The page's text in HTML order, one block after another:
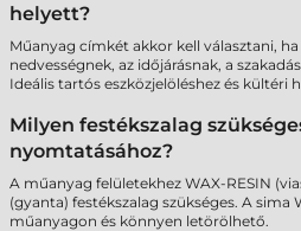
helyett?
Műanyag címkét akkor kell választani,
nedvességnek, az időjárásnak, a
Ideális tartós eszközjelöléshez és kültéri
Milyen festékszalag
nyomtatásához?
A műanyag felületekhez WAX-RESIN
(gyanta) festékszalag szükséges. A sima
műanyagon és könnyen letörölhető.